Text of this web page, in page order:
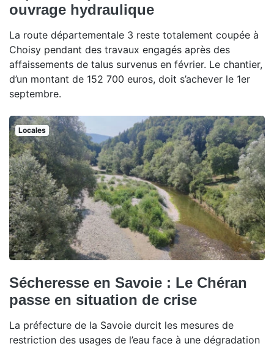
ouvrage hydraulique
La route départementale 3 reste totalement coupée à
Choisy pendant des travaux engagés après des
affaissements de talus survenus en février. Le chantier,
d’un montant de 152 700 euros, doit s’achever le 1er
septembre.
Locales
Sécheresse en Savoie : Le Chéran
passe en situation de crise
La préfecture de la Savoie durcit les mesures de
restriction des usages de l’eau face à une dégradation